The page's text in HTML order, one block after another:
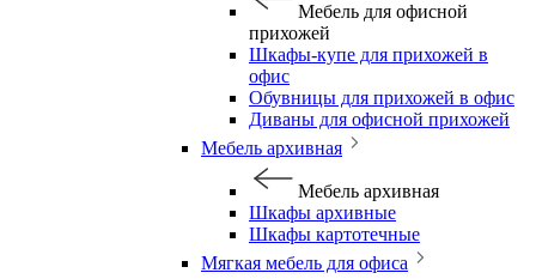
Мебель для офисной
прихожей
Шкафы-купе для прихожей в
офис
Обувницы для прихожей в офис
Диваны для офисной прихожей
Мебель архивная
Мебель архивная
Шкафы архивные
Шкафы картотечные
Мягкая мебель для офиса